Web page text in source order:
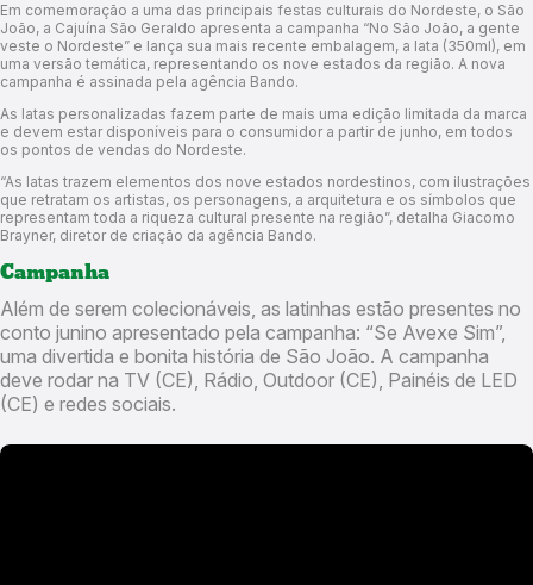
Em comemoração a uma das principais festas culturais do Nordeste, o São
João, a Cajuína São Geraldo apresenta a campanha “No São João, a gente
veste o Nordeste” e lança sua mais recente embalagem, a lata (350ml), em
uma versão temática, representando os nove estados da região. A nova
campanha é assinada pela agência Bando.
As latas personalizadas fazem parte de mais uma edição limitada da marca
e devem estar disponíveis para o consumidor a partir de junho, em todos
os pontos de vendas do Nordeste.
“As latas trazem elementos dos nove estados nordestinos, com ilustrações
que retratam os artistas, os personagens, a arquitetura e os símbolos que
representam toda a riqueza cultural presente na região”, detalha Giacomo
Brayner, diretor de criação da agência Bando.
Campanha
Além de serem colecionáveis, as latinhas estão presentes no
conto junino apresentado pela campanha: “Se Avexe Sim”,
uma divertida e bonita história de São João. A campanha
deve rodar na TV (CE), Rádio, Outdoor (CE), Painéis de LED
(CE) e redes sociais.